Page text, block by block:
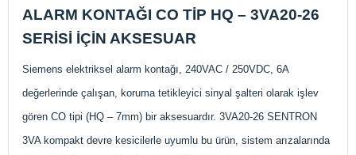
ALARM KONTAĞI CO TİP HQ – 3VA20-26
SERİSİ İÇİN AKSESUAR
Siemens elektriksel alarm kontağı, 240VAC / 250VDC, 6A
değerlerinde çalışan, koruma tetikleyici sinyal şalteri olarak işlev
gören CO tipi (HQ – 7mm) bir aksesuardır. 3VA20-26 SENTRON
3VA kompakt devre kesicilerle uyumlu bu ürün, sistem arızalarında